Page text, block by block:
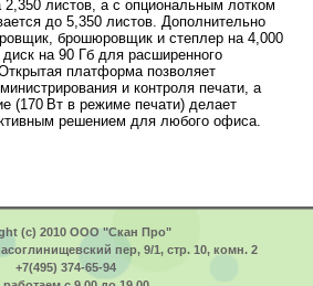
листов, а с опциональным лотком
до 5,350 листов. Дополнительно
брошюровщик и степлер на 4,000
на 90 Гб для расширенного
платформа позволяет
и контроля печати, а
(170 Вт в режиме печати) делает
решением для любого офиса.
(c) 2010 ООО "Скан Про"
пер, 9/1, стр. 10, комн. 2
+7(495) 374-65-94